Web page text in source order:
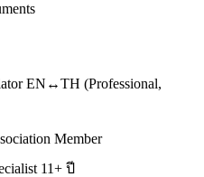
EN↔TH (Professional,
Member
11+ ปี